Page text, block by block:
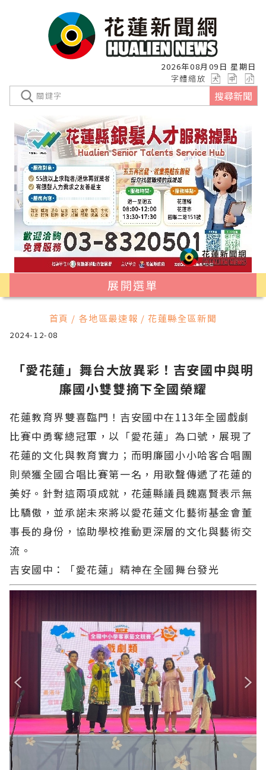
2026年08月09日 星期日
字體縮放
搜尋新聞
展開選單
首頁 / 各地區最速報 / 花蓮縣全區新聞
2024-12-08
「愛花蓮」舞台大放異彩！吉安國中與明
廉國小雙雙摘下全國榮耀
花蓮教育界雙喜臨門！吉安國中在113年全國戲劇
比賽中勇奪總冠軍，以「愛花蓮」為口號，展現了
花蓮的文化與教育實力；而明廉國小小哈客合唱團
則榮獲全國合唱比賽第一名，用歌聲傳遞了花蓮的
美好。針對這兩項成就，花蓮縣議員魏嘉賢表示無
比驕傲，並承諾未來將以愛花蓮文化藝術基金會董
事長的身份，協助學校推動更深層的文化與藝術交
流。
吉安國中：「愛花蓮」精神在全國舞台發光